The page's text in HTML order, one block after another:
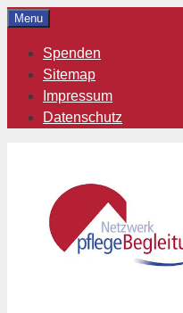
Zum
springen
Menu
Spenden
Sitemap
Impressum
Datenschutz